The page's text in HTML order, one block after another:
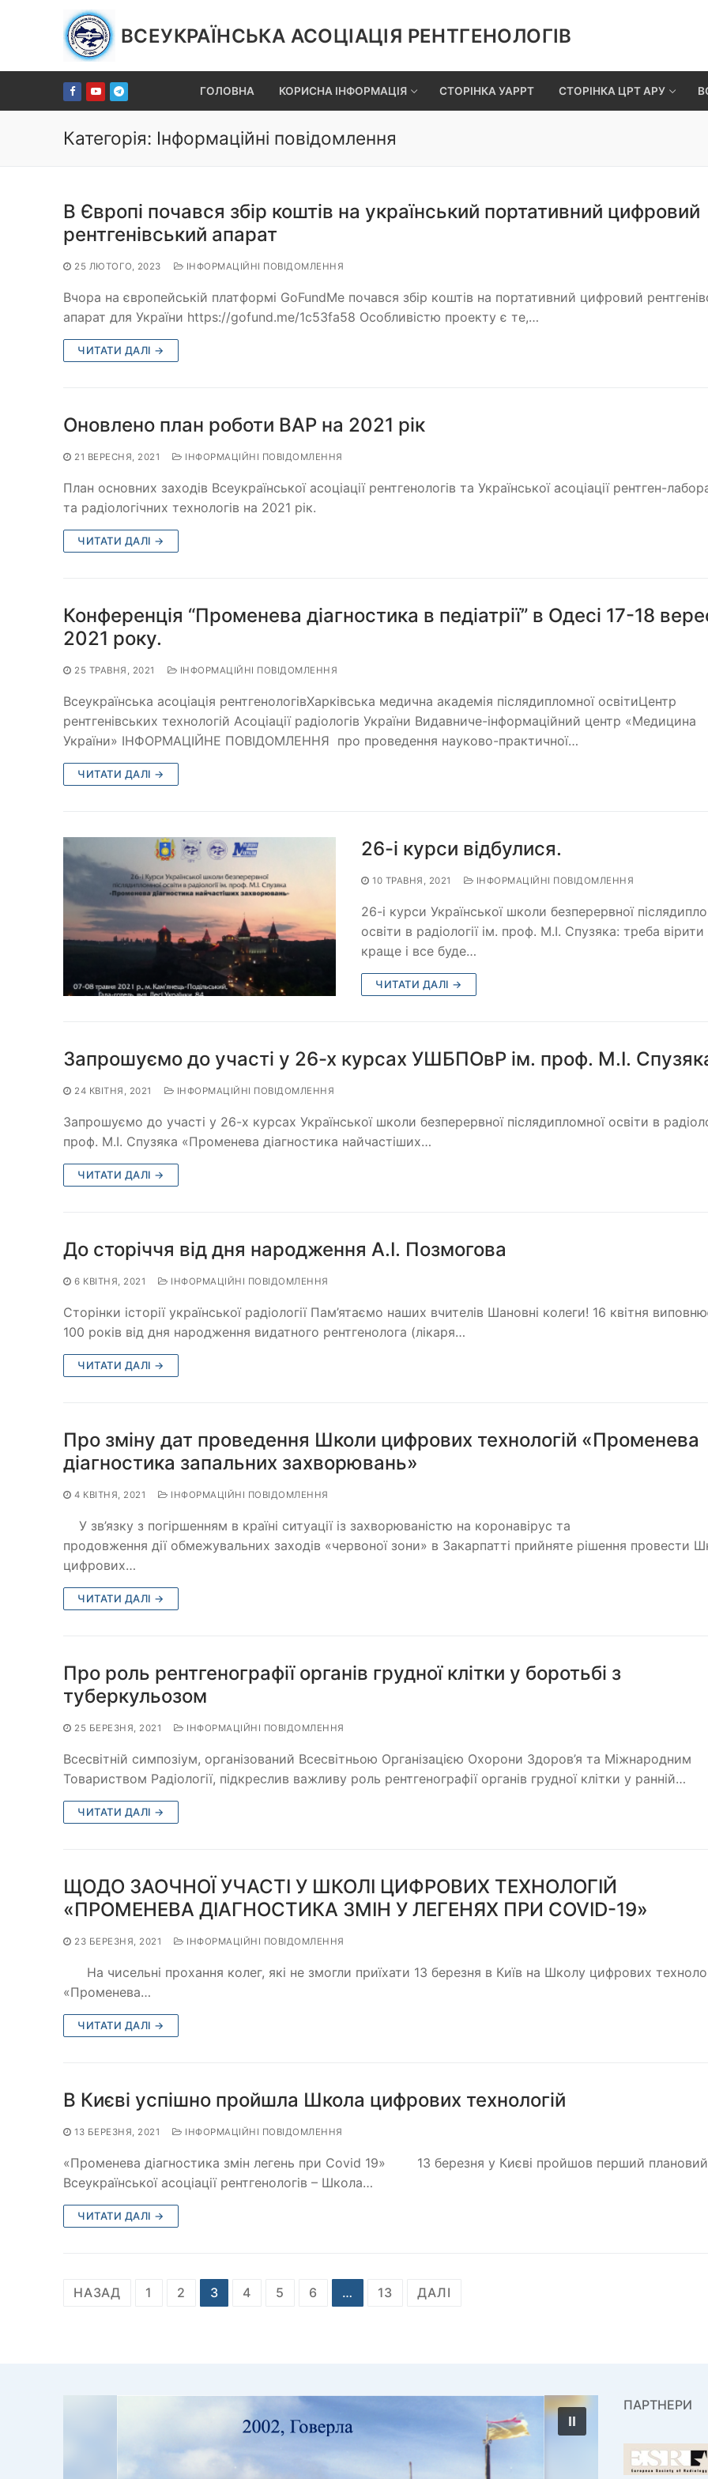
ВСЕУКРАЇНСЬКА АСОЦІАЦІЯ РЕНТГЕНОЛОГІВ
ГОЛОВНА КОРИСНА ІНФОРМАЦІЯ СТОРІНКА УАРРТ СТОРІНКА ЦРТ АРУ
Категорія: Інформаційні повідомлення
В Європі почався збір коштів на український портативний цифровий
рентгенівський апарат
25 ЛЮТОГО, 2023 ІНФОРМАЦІЙНІ ПОВІДОМЛЕННЯ
Вчора на європейській платформі GoFundMe почався збір коштів на портативний цифровий
апарат для України https://gofund.me/1c53fa58 Особливістю проекту є те,…
ЧИТАТИ ДАЛІ →
Оновлено план роботи ВАР на 2021 рік
21 ВЕРЕСНЯ, 2021 ІНФОРМАЦІЙНІ ПОВІДОМЛЕННЯ
План основних заходів Всеукраїнської асоціації рентгенологів та Української асоціації рентген-
та радіологічних технологів на 2021 рік.
ЧИТАТИ ДАЛІ →
Конференція “Променева діагностика в педіатрії” в Одесі 17-18
2021 року.
25 ТРАВНЯ, 2021 ІНФОРМАЦІЙНІ ПОВІДОМЛЕННЯ
Всеукраїнська асоціація рентгенологівХарківська медична академія післядипломної освітиЦентр
рентгенівських технологій Асоціації радіологів України Видавниче-інформаційний центр «Медицина
України» ІНФОРМАЦІЙНЕ ПОВІДОМЛЕННЯ про проведення науково-практичної…
ЧИТАТИ ДАЛІ →
26-і курси відбулися.
10 ТРАВНЯ, 2021 ІНФОРМАЦІЙНІ ПОВІДОМЛЕННЯ
26-і курси Української школи безперервної
освіти в радіології ім. проф. М.І. Спузяка: треба вірити
краще і все буде…
ЧИТАТИ ДАЛІ →
Запрошуємо до участі у 26-х курсах УШБПОвР ім. проф. М.І.
24 КВІТНЯ, 2021 ІНФОРМАЦІЙНІ ПОВІДОМЛЕННЯ
Запрошуємо до участі у 26-х курсах Української школи безперервної післядипломної освіти в
проф. М.І. Спузяка «Променева діагностика найчастіших…
ЧИТАТИ ДАЛІ →
До сторіччя від дня народження А.І. Позмогова
6 КВІТНЯ, 2021 ІНФОРМАЦІЙНІ ПОВІДОМЛЕННЯ
Сторінки історії української радіології Пам’ятаємо наших вчителів Шановні колеги! 16 квітня
100 років від дня народження видатного рентгенолога (лікаря…
ЧИТАТИ ДАЛІ →
Про зміну дат проведення Школи цифрових технологій «Променева
діагностика запальних захворювань»
4 КВІТНЯ, 2021 ІНФОРМАЦІЙНІ ПОВІДОМЛЕННЯ
У зв’язку з погіршенням в країні ситуації із захворюваністю на коронавірус та
продовження дії обмежувальних заходів «червоної зони» в Закарпатті прийняте рішення провести
цифрових…
ЧИТАТИ ДАЛІ →
Про роль рентгенографії органів грудної клітки у боротьбі з
туберкульозом
25 БЕРЕЗНЯ, 2021 ІНФОРМАЦІЙНІ ПОВІДОМЛЕННЯ
Всесвітній симпозіум, організований Всесвітньою Організацією Охорони Здоров’я та Міжнародним
Товариством Радіології, підкреслив важливу роль рентгенографії органів грудної клітки у ранній…
ЧИТАТИ ДАЛІ →
ЩОДО ЗАОЧНОЇ УЧАСТІ У ШКОЛІ ЦИФРОВИХ ТЕХНОЛОГІЙ
«ПРОМЕНЕВА ДІАГНОСТИКА ЗМІН У ЛЕГЕНЯХ ПРИ COVID-19»
23 БЕРЕЗНЯ, 2021 ІНФОРМАЦІЙНІ ПОВІДОМЛЕННЯ
На чисельні прохання колег, які не змогли приїхати 13 березня в Київ на Школу цифрових
«Променева…
ЧИТАТИ ДАЛІ →
В Києві успішно пройшла Школа цифрових технологій
13 БЕРЕЗНЯ, 2021 ІНФОРМАЦІЙНІ ПОВІДОМЛЕННЯ
«Променева діагностика змін легень при Covid 19» 13 березня у Києві пройшов перший плановий
Всеукраїнської асоціації рентгенологів – Школа…
ЧИТАТИ ДАЛІ →
Пагінація
НАЗАД 1 2 3 4 5 6 … 13 ДАЛІ
ПАРТНЕРИ